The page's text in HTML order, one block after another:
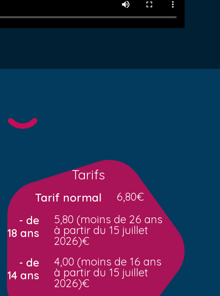
Tarifs
Tarif normal
6,80€
- de
18 ans
5,80 (moins de 26 ans
à partir du 15 juillet
2026)€
- de
14 ans
4,00 (moins de 16 ans
à partir du 15 juillet
2026)€